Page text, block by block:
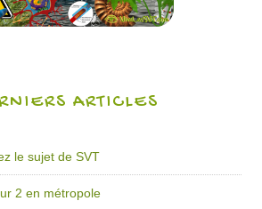
ARTICLES
le sujet de SVT
2 en métropole